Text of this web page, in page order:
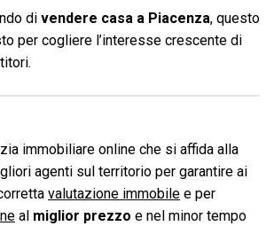
di vendere casa a Piacenza, questo
per cogliere l’interesse crescente di
immobiliare online che si affida alla
agenti sul territorio per garantire ai
valutazione immobile e per
al miglior prezzo e nel minor tempo